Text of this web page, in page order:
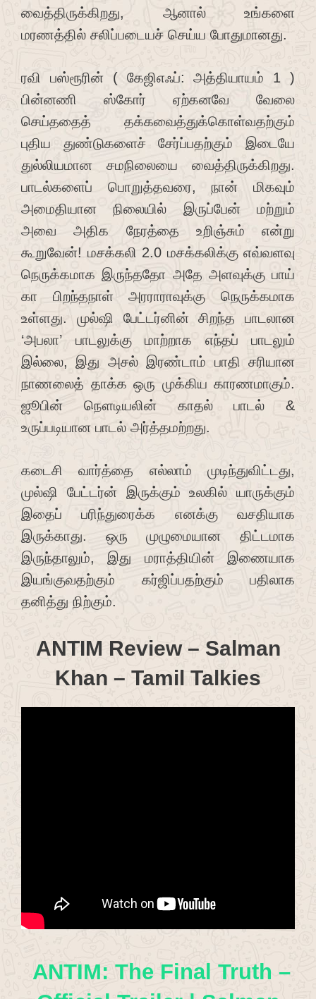
வைத்திருக்கிறது, ஆனால் உங்களை
மரணத்தில் சலிப்படையச் செய்ய போதுமானது.
ரவி பஸ்ரூரின் ( கேஜிஎஃப்: அத்தியாயம் 1 )
பின்னணி ஸ்கோர் ஏற்கனவே வேலை
செய்ததைத் தக்கவைத்துக்கொள்வதற்கும்
புதிய துண்டுகளைச் சேர்ப்பதற்கும் இடையே
துல்லியமான சமநிலையை வைத்திருக்கிறது.
பாடல்களைப் பொறுத்தவரை, நான் மிகவும்
அமைதியான நிலையில் இருப்பேன் மற்றும்
அவை அதிக நேரத்தை உறிஞ்சும் என்று
கூறுவேன்! மசக்கலி 2.0 மசக்கலிக்கு எவ்வளவு
நெருக்கமாக இருந்ததோ அதே அளவுக்கு பாய்
கா பிறந்தநாள் அரராராவுக்கு நெருக்கமாக
உள்ளது. முல்ஷி பேட்டர்னின் சிறந்த பாடலான
‘அபலா’ பாடலுக்கு மாற்றாக எந்தப் பாடலும்
இல்லை, இது அசல் இரண்டாம் பாதி சரியான
நாணலைத் தாக்க ஒரு முக்கிய காரணமாகும்.
ஜூபின் நௌடியலின் காதல் பாடல் &
உருப்படியான பாடல் அர்த்தமற்றது.
கடைசி வார்த்தை எல்லாம் முடிந்துவிட்டது,
முல்ஷி பேட்டர்ன் இருக்கும் உலகில் யாருக்கும்
இதைப் பரிந்துரைக்க எனக்கு வசதியாக
இருக்காது. ஒரு முழுமையான திட்டமாக
இருந்தாலும், இது மராத்தியின் இணையாக
இயங்குவதற்கும் கர்ஜிப்பதற்கும் பதிலாக
தனித்து நிற்கும்.
ANTIM Review – Salman
Khan – Tamil Talkies
ANTIM: The Final Truth –